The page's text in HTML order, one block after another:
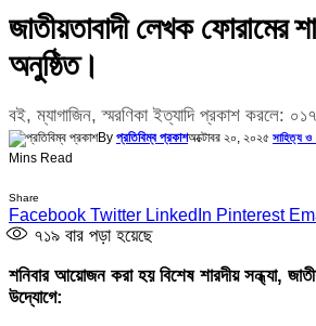
জাতীয়তাবাদী লেখক ফোরামের
অনুষ্ঠিত।
বই, ম্যাগাজিন, স্মরণিকা ইত্যাদি প্রকাশ করলে:
By প্রতিবিম্ব প্রকাশঅক্টোবর ২০, ২০২৫ সাহিত্য ও
Mins Read
Share
Facebook Twitter LinkedIn Pinterest
৭১৯ বার পড়া হয়েছে
শনিবার আয়োজন করা হয় বিশেষ শারদীয় সন্ধ্যা,
উদ্যোগে: